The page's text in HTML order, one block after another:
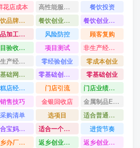
花店成本 高性能服务器配置教程
餐饮投资
餐饮品牌打造
餐饮创业避坑
餐饮创业故事
食品加工创业
风险防控
顾客复购
项目验收资料
项目测试
非生产经营用固定资产是什么
非生产经营用固定资产分类
零经验创业
零成本创业
零基础网上开店
零基础创业指南
零基础创业
雪糕店经营技巧
门店引流
门店业绩提升方法
销售技巧
金银回收店
金属制品ERP系统
采购清单
选项目
适合普通人的创业
适合宝妈创业项目
适合一个人做的小生意
进货节奏
返乡办厂项目
返乡创业项目
返乡创业做什么好